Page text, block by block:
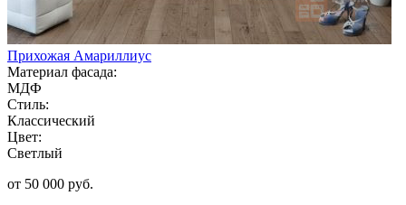
Прихожая Амариллиус
Материал фасада:
МДФ
Стиль:
Классический
Цвет:
Светлый
от 50 000 руб.